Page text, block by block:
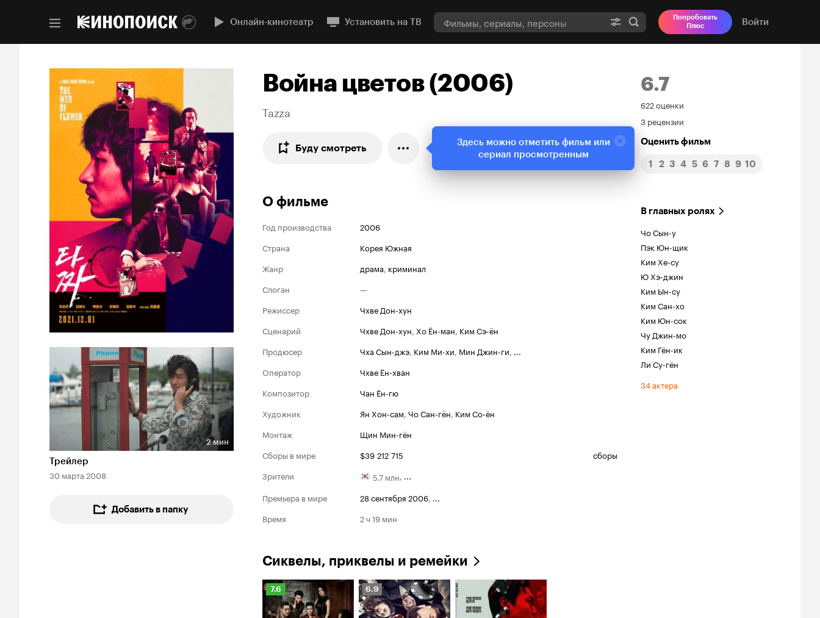
Онлайн-кинотеатр Установить на ТВ
Попробовать
Плюс
Войти
Длительность 2 мин
2 мин
Трейлер
30 марта 2008
Добавить в папку
Война цветов (2006)
Tazza
Буду смотреть
6.7
Рейтинг
Кинопоиска
6.7
622 оценки
3 рецензии
Оценить фильм
1 2 3 4 5 6 7 8 9 10
О фильме
Год производства
2006
Страна
Корея Южная
Жанр
драма, криминал
Слоган
—
Режиссер
Чхве Дон-хун
Сценарий
Чхве Дон-хун, Хо Ён-ман, Ким Сэ-ён
Продюсер
Чха Сын-джэ, Ким Ми-хи, Мин Джин-ги, ...
Оператор
Чхве Ён-хван
Композитор
Чан Ён-гю
Художник
Ян Хон-сам, Чо Сан-гён, Ким Со-ён
Монтаж
Щин Мин-гён
Сборы в мире
$39 212 715
сборы
Зрители
5.7 млн, ...
Премьера в мире
28 сентября 2006
Время
2 ч 19 мин
В главных ролях
Чо Сын-у
Пэк Юн-щик
Ким Хе-су
Ю Хэ-джин
Ким Ын-су
Ким Сан-хо
Ким Юн-сок
Чу Джин-мо
Ким Гён-ик
Ли Су-гён
34 актера
Сиквелы, приквелы и ремейки
Рейтинг
Кинопоиска
7.6
7.6
Рейтинг
Кинопоиска
6.9
6.9
Здесь можно отметить фильм или
сериал просмотренным